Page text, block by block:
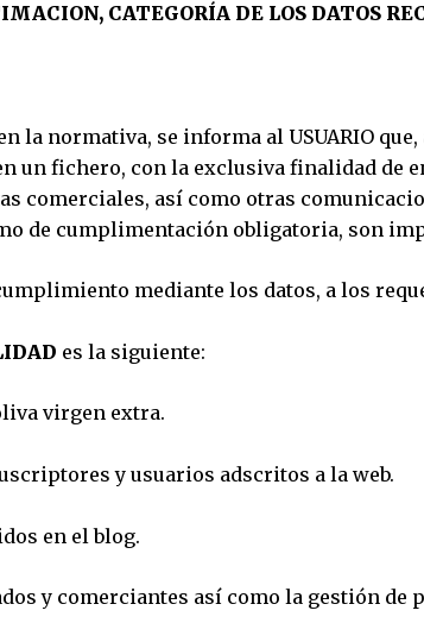
CATEGORÍA DE LOS DATOS
la normativa, se informa al USUARIO
un fichero, con la exclusiva finalidad de
comerciales, así como otras
de cumplimentación obligatoria, son
mediante los datos, a los
es la siguiente:
virgen extra.
y usuarios adscritos a la web.
en el blog.
y comerciantes así como la gestión de